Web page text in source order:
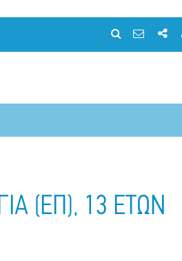
(ΕΠ), 13 ΕΤΩΝ